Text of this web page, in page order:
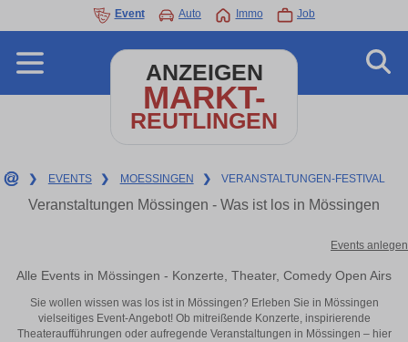
Event Auto Immo Job
ANZEIGEN
MARKT-
REUTLINGEN
❯ EVENTS ❯ MOESSINGEN ❯ VERANSTALTUNGEN-FESTIVAL
Veranstaltungen Mössingen - Was ist los in Mössingen
Events anlegen
Alle Events in Mössingen - Konzerte, Theater, Comedy Open Airs
Sie wollen wissen was los ist in Mössingen? Erleben Sie in Mössingen
vielseitiges Event-Angebot! Ob mitreißende Konzerte, inspirierende
Theateraufführungen oder aufregende Veranstaltungen in Mössingen – hier